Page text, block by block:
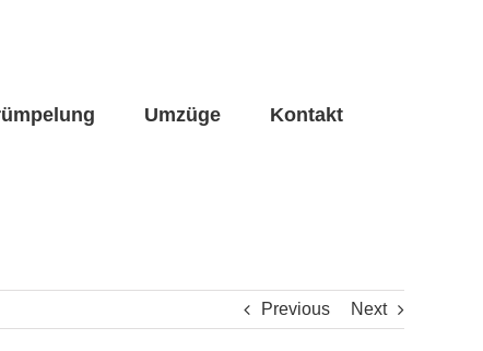
Umzüge Kontakt
Previous Next